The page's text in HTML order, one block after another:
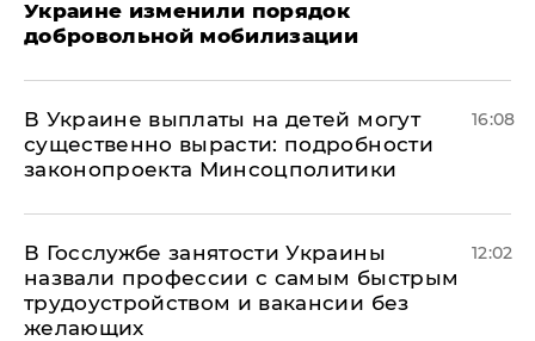
Украине изменили порядок
добровольной мобилизации
В Украине выплаты на детей могут
существенно вырасти: подробности
законопроекта Минсоцполитики
16:08
В Госслужбе занятости Украины
назвали профессии с самым быстрым
трудоустройством и вакансии без
желающих
12:02